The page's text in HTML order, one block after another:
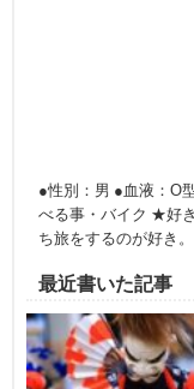
●性別：男 ●血液：O
べる事・バイク ★好
ち旅をするのが好き。
最近書いた記事